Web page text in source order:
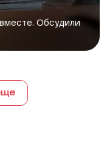
Обсудили